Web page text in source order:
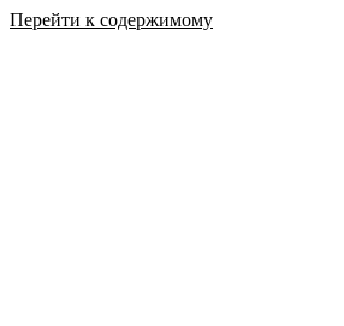
Перейти к содержимому